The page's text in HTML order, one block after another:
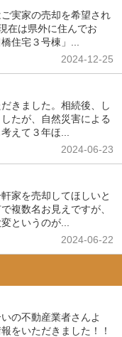
実家の売却を希望され
在は県外に住んでお
住宅３号棟」...
2024-12-25
きました。相続後、し
たが、自然災害による
えて３年ほ...
2024-06-23
家を売却してほしいと
複数名お見えですが、
というのが...
2024-06-22
の不動産業者さんよ
をいただきました！！